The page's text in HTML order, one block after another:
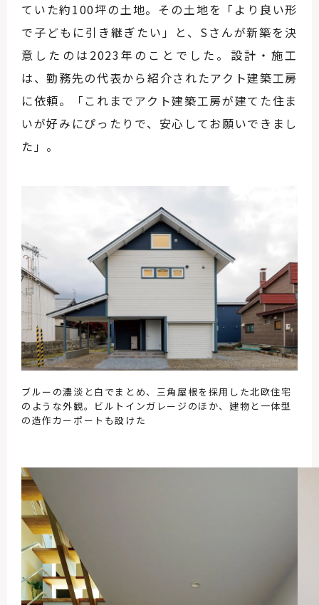
ていた約100坪の土地。その土地を「より良い形
で子どもに引き継ぎたい」と、Sさんが新築を決
意したのは2023年のことでした。設計・施工
は、勤務先の代表から紹介されたアクト建築工房
に依頼。「これまでアクト建築工房が建てた住ま
いが好みにぴったりで、安心してお願いできまし
た」。
ブルーの濃淡と白でまとめ、三角屋根を採用した北欧住宅
のような外観。ビルトインガレージのほか、建物と一体型
の造作カーポートも設けた